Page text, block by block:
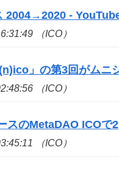
2004→2020 -
（ICO）
ico 」の第3回がムニ
（ICO）
スのMetaDAO ICOで
（ICO）